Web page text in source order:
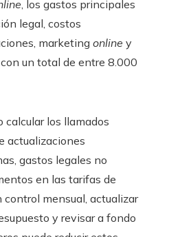
, los gastos principales
legal, costos
marketing online y
un total de entre 8.000
calcular los llamados
actualizaciones
gastos legales no
en las tarifas de
control mensual, actualizar
y revisar a fondo